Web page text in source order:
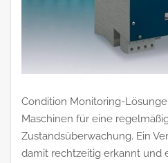
Condition Monitoring-
Maschinen für eine
Zustandsüberwachung. Ein
damit rechtzeitig erkannt und